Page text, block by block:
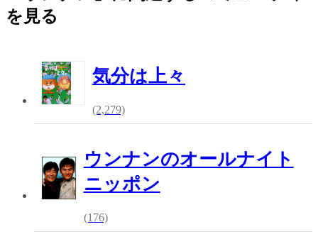
を見る
気分は上々
(2,279)
ウンナンのオールナイト
ニッポン
(176)